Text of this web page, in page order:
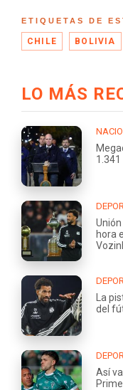
ETIQUETAS DE
CHILE BOLIVIA
LO MÁS
Unión
hora
La
del
Así